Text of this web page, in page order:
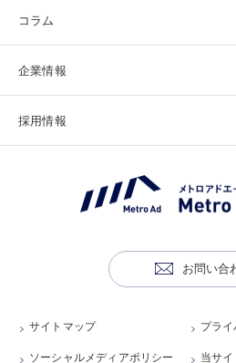
コラム
企業情報
採用情報
お問い合
サイトマップ プラ
ソーシャルメディアポリシー 当サ